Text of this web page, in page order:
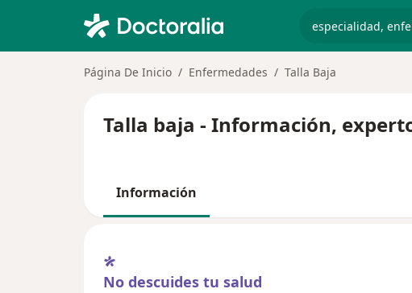
Página De Inicio Enfermedades Talla Baja
Talla baja - Información,
Información
No descuides tu salud